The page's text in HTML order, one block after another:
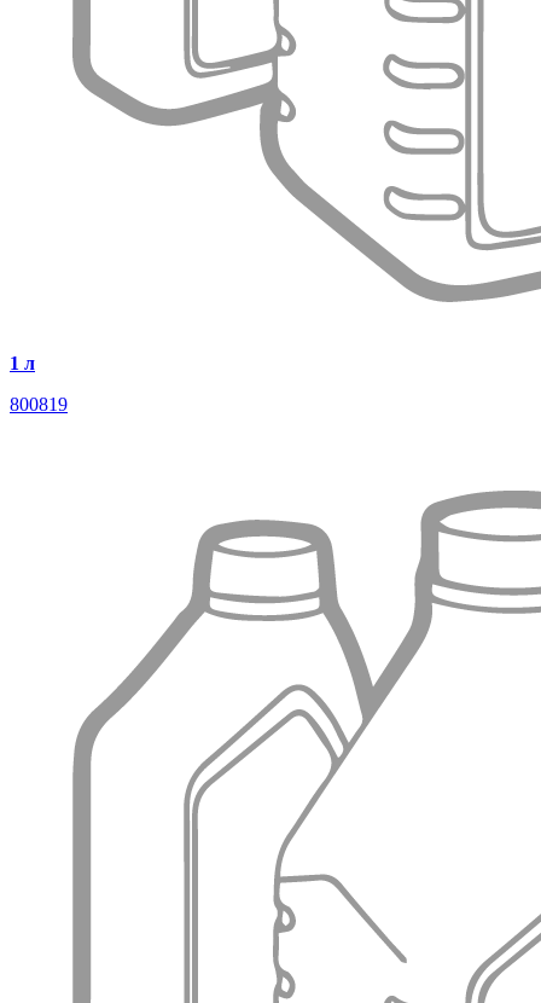
1 л
800819